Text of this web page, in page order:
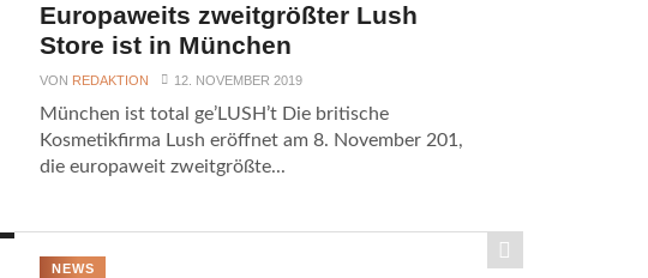
Europaweits zweitgrößter Lush
Store ist in München
VON REDAKTION 12. NOVEMBER 2019
München ist total ge’LUSH’t Die britische
Kosmetikfirma Lush eröffnet am 8. November 201,
die europaweit zweitgrößte...
NEWS